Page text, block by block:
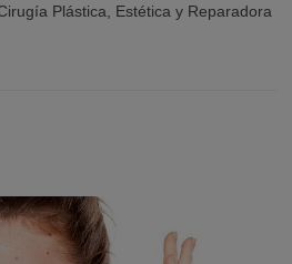
Plástica, Estética y Reparadora